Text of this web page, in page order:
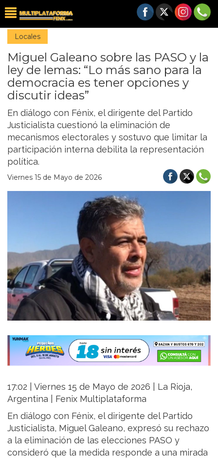
Locales
Miguel Galeano sobre las PASO y la
ley de lemas: “Lo más sano para la
democracia es tener opciones y
discutir ideas”
En diálogo con Fénix, el dirigente del Partido
Justicialista cuestionó la eliminación de
mecanismos electorales y sostuvo que limitar la
participación interna debilita la representación
política.
Viernes 15 de Mayo de 2026
17:02 | Viernes 15 de Mayo de 2026 | La Rioja,
Argentina | Fenix Multiplataforma
En diálogo con Fénix, el dirigente del Partido
Justicialista, Miguel Galeano, expresó su rechazo
a la eliminación de las elecciones PASO y
consideró que la medida responde a una mirada